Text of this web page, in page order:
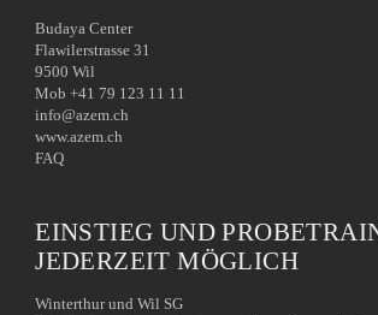
Budaya Center
Flawilerstrasse 31
9500 Wil
Mob +41 79 123 11 11
info@azem.ch
www.azem.ch
FAQ
EINSTIEG UND
JEDERZEIT MÖGLICH
Winterthur und Wil SG